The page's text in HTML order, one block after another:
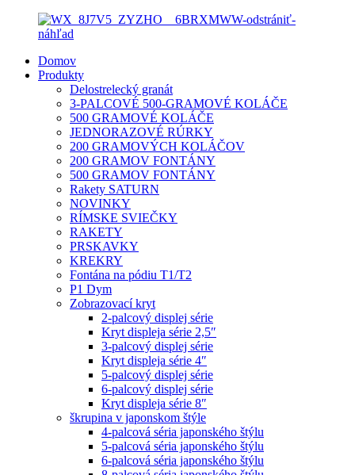
Domov
Produkty
Delostrelecký granát
3-PALCOVÉ 500-GRAMOVÉ KOLÁČE
500 GRAMOVÉ KOLÁČE
JEDNORAZOVÉ RÚRKY
200 GRAMOVÝCH KOLÁČOV
200 GRAMOV FONTÁNY
500 GRAMOV FONTÁNY
Rakety SATURN
NOVINKY
RÍMSKE SVIEČKY
RAKETY
PRSKAVKY
KREKRY
Fontána na pódiu T1/T2
P1 Dym
Zobrazovací kryt
2-palcový displej série
Kryt displeja série 2,5″
3-palcový displej série
Kryt displeja série 4″
5-palcový displej série
6-palcový displej série
Kryt displeja série 8″
škrupina v japonskom štýle
4-palcová séria japonského štýlu
5-palcová séria japonského štýlu
6-palcová séria japonského štýlu